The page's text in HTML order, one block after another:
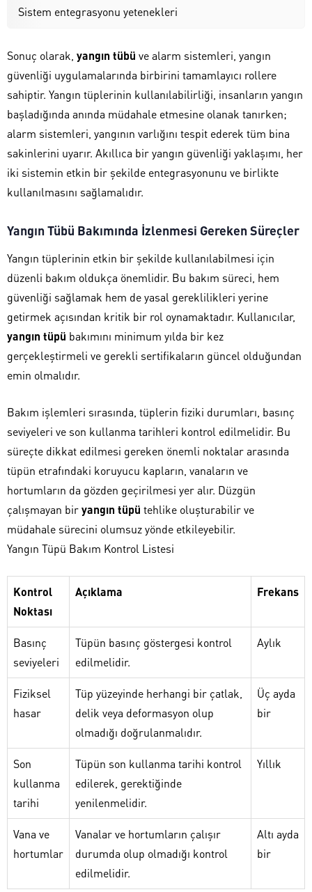
Sistem entegrasyonu yetenekleri
Sonuç olarak, yangın tübü ve alarm sistemleri, yangın
güvenliği uygulamalarında birbirini tamamlayıcı rollere
sahiptir. Yangın tüplerinin kullanılabilirliği, insanların yangın
başladığında anında müdahale etmesine olanak tanırken;
alarm sistemleri, yangının varlığını tespit ederek tüm bina
sakinlerini uyarır. Akıllıca bir yangın güvenliği yaklaşımı, her
iki sistemin etkin bir şekilde entegrasyonunu ve birlikte
kullanılmasını sağlamalıdır.
Yangın Tübü Bakımında İzlenmesi Gereken Süreçler
Yangın tüplerinin etkin bir şekilde kullanılabilmesi için
düzenli bakım oldukça önemlidir. Bu bakım süreci, hem
güvenliği sağlamak hem de yasal gereklilikleri yerine
getirmek açısından kritik bir rol oynamaktadır. Kullanıcılar,
yangın tüpü bakımını minimum yılda bir kez
gerçekleştirmeli ve gerekli sertifikaların güncel olduğundan
emin olmalıdır.
Bakım işlemleri sırasında, tüplerin fiziki durumları, basınç
seviyeleri ve son kullanma tarihleri kontrol edilmelidir. Bu
süreçte dikkat edilmesi gereken önemli noktalar arasında
tüpün etrafındaki koruyucu kapların, vanaların ve
hortumların da gözden geçirilmesi yer alır. Düzgün
çalışmayan biryangın tüpü tehlike oluşturabilir ve
müdahale sürecini olumsuz yönde etkileyebilir.
Yangın Tüpü Bakım Kontrol Listesi
Kontrol
Noktası
Açıklama Frekans
Basınç
seviyeleri
Tüpün basınç göstergesi kontrol
edilmelidir.
Aylık
Fiziksel
hasar
Tüp yüzeyinde herhangi bir çatlak,
delik veya deformasyon olup
olmadığı doğrulanmalıdır.
Üç ayda
bir
Son
kullanma
tarihi
Tüpün son kullanma tarihi kontrol
edilerek, gerektiğinde
yenilenmelidir.
Yıllık
Vana ve
hortumlar
Vanalar ve hortumların çalışır
durumda olup olmadığı kontrol
edilmelidir.
Altı ayda
bir